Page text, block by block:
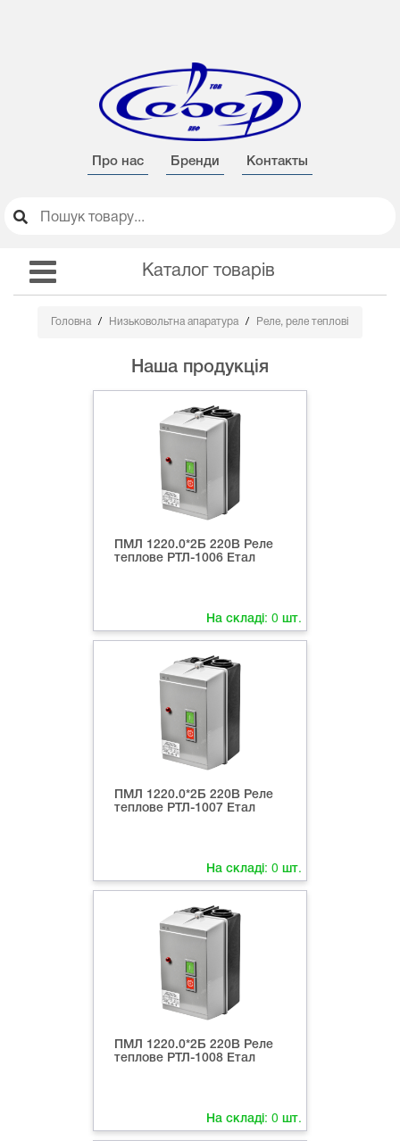
Про нас Бренди Контакты
Каталог товарів
Головна Низьковольтна апаратура Реле, реле теплові
Наша продукція
ПМЛ 1220.0*2Б 220В Реле
теплове РТЛ-1006 Етал
На складі: 0 шт.
ПМЛ 1220.0*2Б 220В Реле
теплове РТЛ-1007 Етал
На складі: 0 шт.
ПМЛ 1220.0*2Б 220В Реле
теплове РТЛ-1008 Етал
На складі: 0 шт.